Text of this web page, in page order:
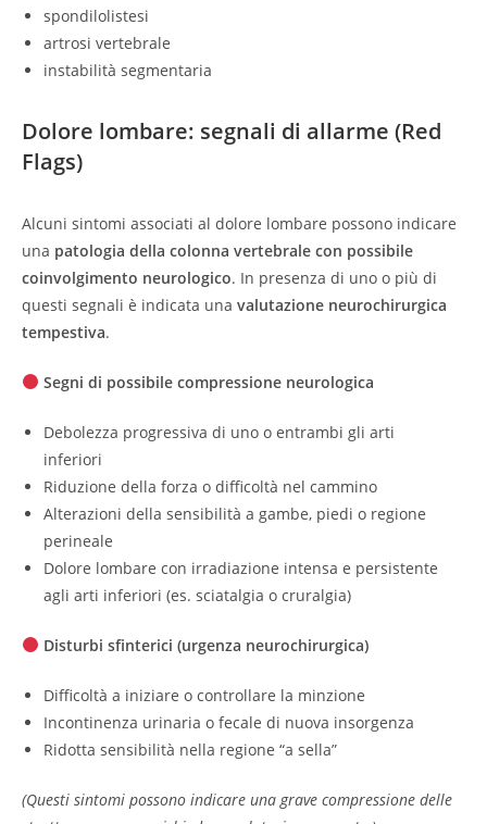
spondilolistesi
artrosi vertebrale
instabilità segmentaria
Dolore lombare: segnali di allarme (Red
Flags)
Alcuni sintomi associati al dolore lombare possono indicare
una patologia della colonna vertebrale con possibile
coinvolgimento neurologico. In presenza di uno o più di
questi segnali è indicata una valutazione neurochirurgica
tempestiva.
Segni di possibile compressione neurologica
Debolezza progressiva di uno o entrambi gli arti
inferiori
Riduzione della forza o difficoltà nel cammino
Alterazioni della sensibilità a gambe, piedi o regione
perineale
Dolore lombare con irradiazione intensa e persistente
agli arti inferiori (es. sciatalgia o cruralgia)
Disturbi sfinterici (urgenza neurochirurgica)
Difficoltà a iniziare o controllare la minzione
Incontinenza urinaria o fecale di nuova insorgenza
Ridotta sensibilità nella regione “a sella”
(Questi sintomi possono indicare una grave compressione delle